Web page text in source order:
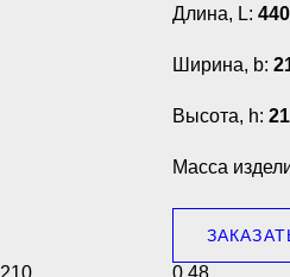
Длина, L:
Ширина, b:
Высота, h:
Масса
210 0.48